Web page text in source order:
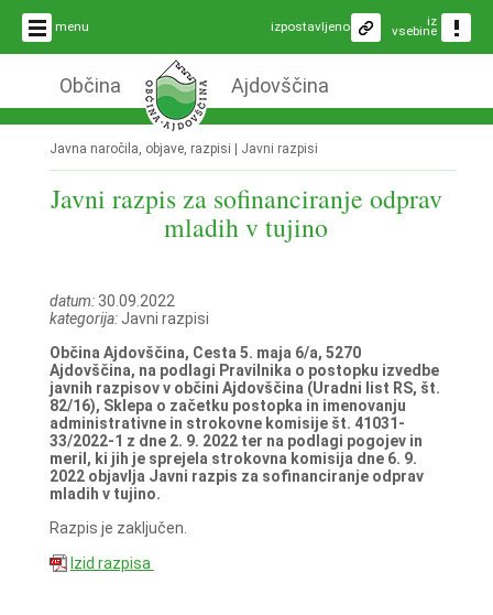
menu iz
vsebine
izpostavljeno
Občina Ajdovščina
Javna naročila, objave, razpisi | Javni razpisi
Javni razpis za sofinanciranje odprav
mladih v tujino
datum:30.09.2022
kategorija:Javni razpisi
Občina Ajdovščina, Cesta 5. maja 6/a, 5270
Ajdovščina, na podlagi Pravilnika o postopku izvedbe
javnih razpisov v občini Ajdovščina (Uradni list RS, št.
82/16), Sklepa o začetku postopka in imenovanju
administrativne in strokovne komisije št. 41031-
33/2022-1 z dne 2. 9. 2022 ter na podlagi pogojev in
meril, ki jih je sprejela strokovna komisija dne 6. 9.
2022 objavlja Javni razpis za sofinanciranje odprav
mladih v tujino.
Razpis je zaključen.
Izid razpisa